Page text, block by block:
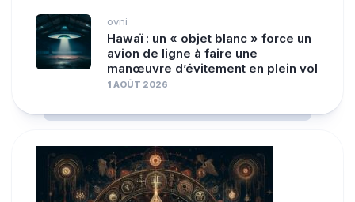
ovni
Hawaï : un « objet blanc » force un
avion de ligne à faire une
manœuvre d’évitement en plein vol
1 AOÛT 2026